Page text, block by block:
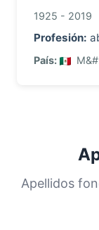
1925 - 2019
Profesión:
País:
Apellidos